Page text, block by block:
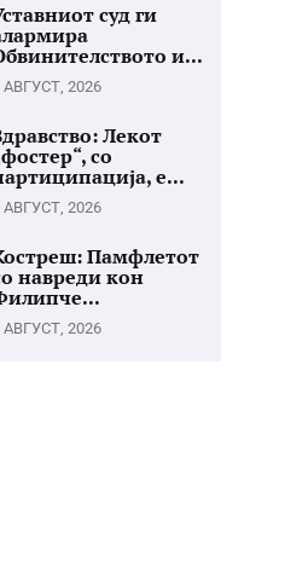
суд ги
и...
АВГУСТ, 2026
Лекот
со
е...
АВГУСТ, 2026
Памфлетот
навреди кон
АВГУСТ, 2026